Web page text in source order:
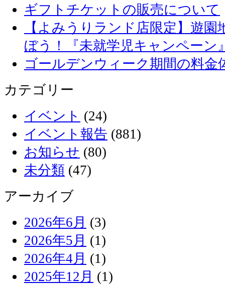
ギフトチケットの販売について
【よみうりランド店限定】遊
ぼう！『未就学児キャンペーン
ゴールデンウィーク期間の料金
カテゴリー
イベント (24)
イベント報告 (881)
お知らせ (80)
未分類 (47)
アーカイブ
2026年6月 (3)
2026年5月 (1)
2026年4月 (1)
2025年12月 (1)